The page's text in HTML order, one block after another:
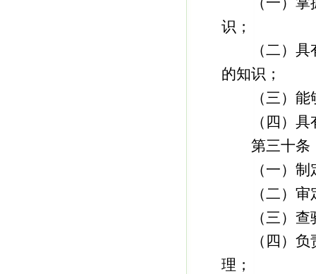
识；
（二）具有
的知识；
（三）能够
（四）具有
第三十条
（一）制定
（二）审定
（三）查验
（四）负责
理；